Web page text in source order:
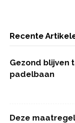
Recente
Gezond blijven
padelbaan
Deze